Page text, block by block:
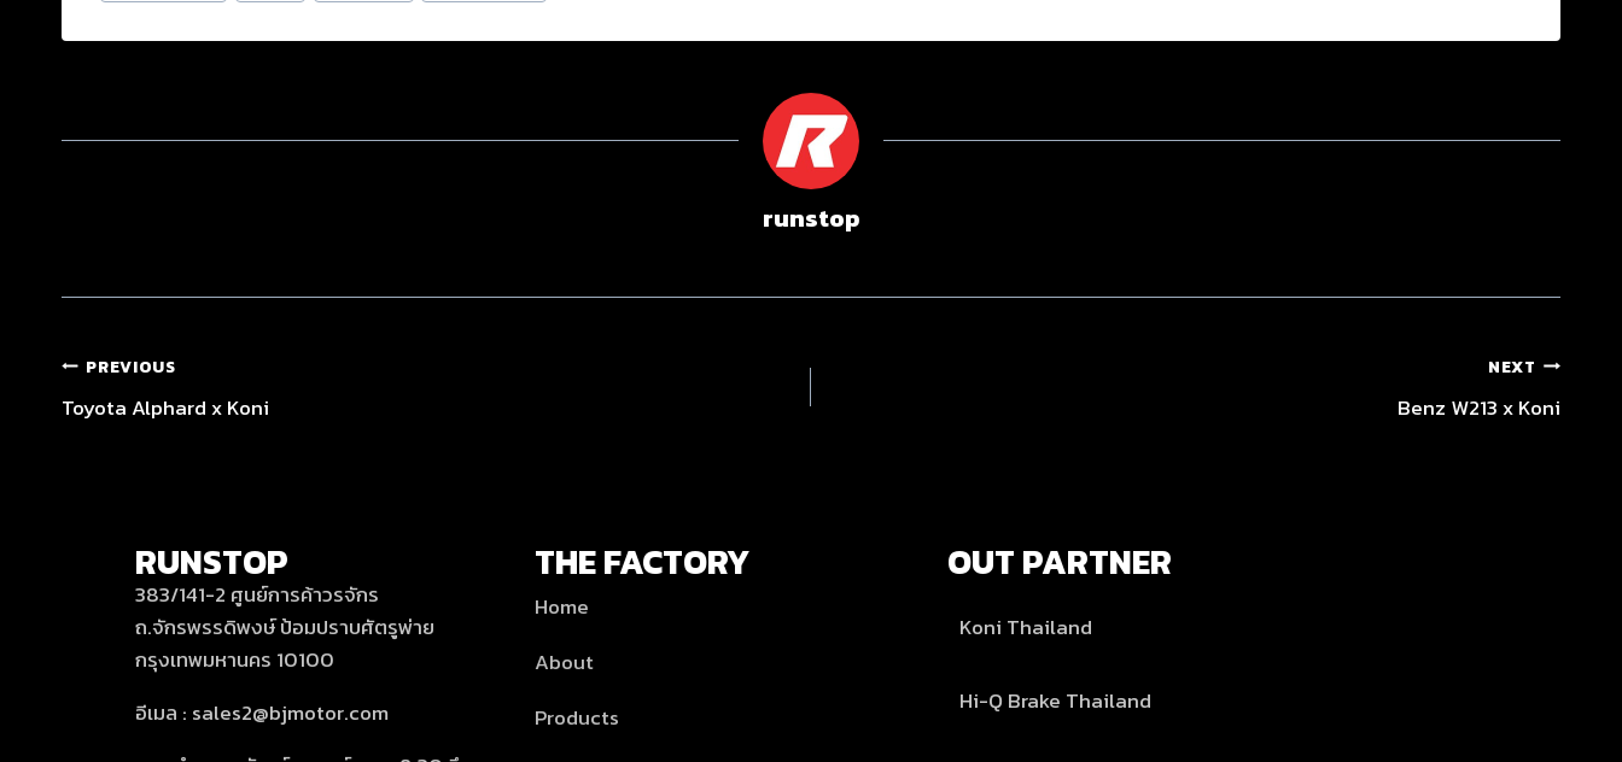
runstop
PREVIOUS
Toyota Alphard x Koni
NEXT
Benz W213 x Koni
RUNSTOP
383/141-2 ศูนย์การค้าวรจักร
ถ.จักรพรรดิพงษ์ ป้อมปราบศัตรูพ่าย
กรุงเทพมหานคร 10100
อีเมล : sales2@bjmotor.com
THE FACTORY
Home
About
Products
OUT PARTNER
Koni Thailand
Hi-Q Brake Thailand